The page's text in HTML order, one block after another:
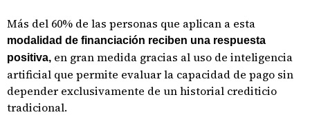
Más del 60% de las personas que aplican a esta
modalidad de financiación reciben una respuesta
positiva, en gran medida gracias al uso de inteligencia
artificial que permite evaluar la capacidad de pago sin
depender exclusivamente de un historial crediticio
tradicional.